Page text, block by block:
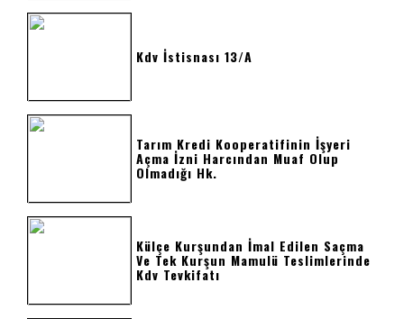
Kdv İstisnası 13/a
Tarım Kredi Kooperatifinin İşyeri
Açma İzni Harcından Muaf Olup
Olmadığı Hk.
Külçe Kurşundan İmal Edilen Saçma
Ve Tek Kurşun Mamulü Teslimlerinde
Kdv Tevkifatı